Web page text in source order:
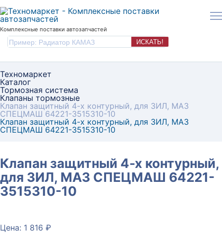
Комплексные поставки автозапчастей
ИСКАТЬ!
Техномаркет
Каталог
Тормозная система
Клапаны тормозные
Клапан защитный 4-х контурный, для ЗИЛ, МАЗ
СПЕЦМАШ 64221-3515310-10
Клапан защитный 4-х контурный, для ЗИЛ, МАЗ
СПЕЦМАШ 64221-3515310-10
Клапан защитный 4-х контурный,
для ЗИЛ, МАЗ СПЕЦМАШ 64221-
3515310-10
Цена: 1 816 ₽